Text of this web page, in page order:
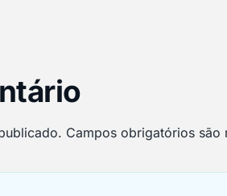
Campos obrigatórios são